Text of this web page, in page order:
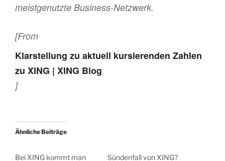
meistgenutzte Business-Netzwerk.
[From
Klarstellung zu aktuell kursierenden Zahlen
zu XING | XING Blog
]
Ähnliche Beiträge
Bei XING kommt man
Sündenfall von XING?